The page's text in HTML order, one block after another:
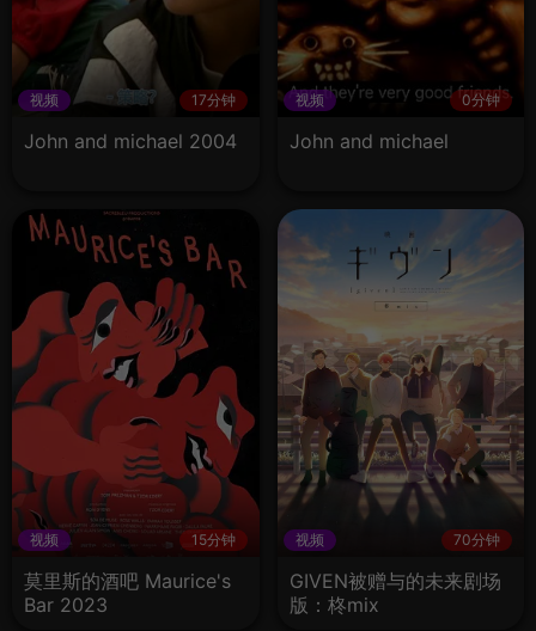
视频 17分钟
John and michael 2004
视频 0分钟
John and michael
视频 15分钟
莫里斯的酒吧 Maurice's
Bar 2023
视频 70分钟
GIVEN被赠与的未来剧场
版：柊mix